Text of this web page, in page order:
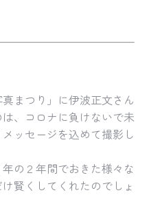
まつり」に伊波正文さん
、コロナに負けないで未
ッセージを込めて撮影し
の２年間でおきた様々な
賢くしてくれたのでしょ